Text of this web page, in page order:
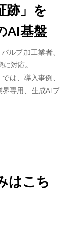
跡」を
AI基盤
ルプ加工業者、
対応。
は、導入事例、
界専用、生成AIプ
はこち